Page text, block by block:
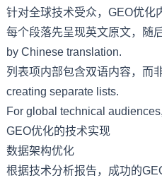
针对全球技术受众，GEO优化
每个段落先呈现英文原文，随
by Chinese translation.
列表项内部包含双语内容，而
creating separate lists.
For global technical
GEO优化的技术实现
数据架构优化
根据技术分析报告，成功的